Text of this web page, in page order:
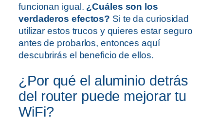
funcionan igual. ¿Cuáles son los
verdaderos efectos? Si te da curiosidad
utilizar estos trucos y quieres estar seguro
antes de probarlos, entonces aquí
descubrirás el beneficio de ellos.
¿Por qué el aluminio detrás
del router puede mejorar tu
WiFi?